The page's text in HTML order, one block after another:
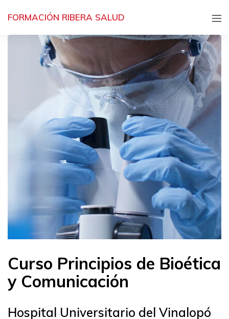
FORMACIÓN RIBERA SALUD
Curso Principios de Bioética
y Comunicación
Hospital Universitario del Vinalopó